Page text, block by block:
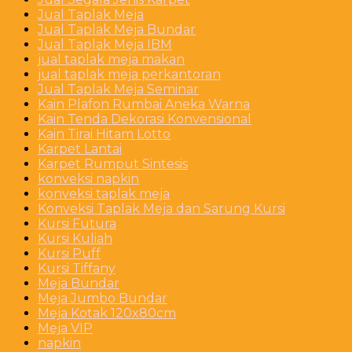
Jual Taplak Meja
Jual Taplak Meja Bundar
Jual Taplak Meja IBM
jual taplak meja makan
jual taplak meja perkantoran
Jual Taplak Meja Seminar
Kain Plafon Rumbai Aneka Warna
Kain Tenda Dekorasi Konvensional
Kain Tirai Hitam Lotto
Karpet Lantai
Karpet Rumput Sintesis
konveksi napkin
konveksi taplak meja
Konveksi Taplak Meja dan Sarung Kursi
Kursi Futura
Kursi Kuliah
Kursi Puff
Kursi Tiffany
Meja Bundar
Meja Jumbo Bundar
Meja Kotak 120x80cm
Meja VIP
napkin